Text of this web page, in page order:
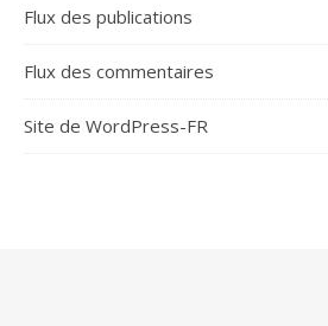
Flux des publications
Flux des commentaires
Site de WordPress-FR